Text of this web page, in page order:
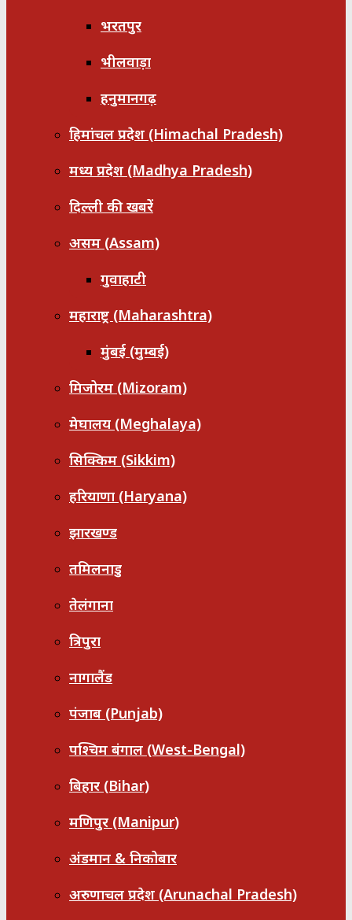
भरतपुर
भीलवाड़ा
हनुमानगढ़
हिमांचल प्रदेश (Himachal Pradesh)
मध्य प्रदेश (Madhya Pradesh)
दिल्ली की खबरें
असम (Assam)
गुवाहाटी
महाराष्ट्र (Maharashtra)
मुंबई (मुम्बई)
मिजोरम (Mizoram)
मेघालय (Meghalaya)
सिक्किम (Sikkim)
हरियाणा (Haryana)
झारखण्ड
तमिलनाडु
तेलंगाना
त्रिपुरा
नागालैंड
पंजाब (Punjab)
पश्चिम बंगाल (West-Bengal)
बिहार (Bihar)
मणिपुर (Manipur)
अंडमान & निकोबार
अरुणाचल प्रदेश (Arunachal Pradesh)